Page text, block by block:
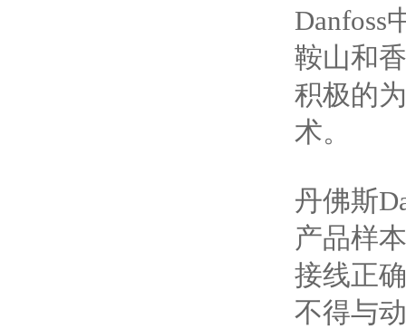
Danfoss
鞍山和
积极的
术。
丹佛斯
产品样
接线正
不得与